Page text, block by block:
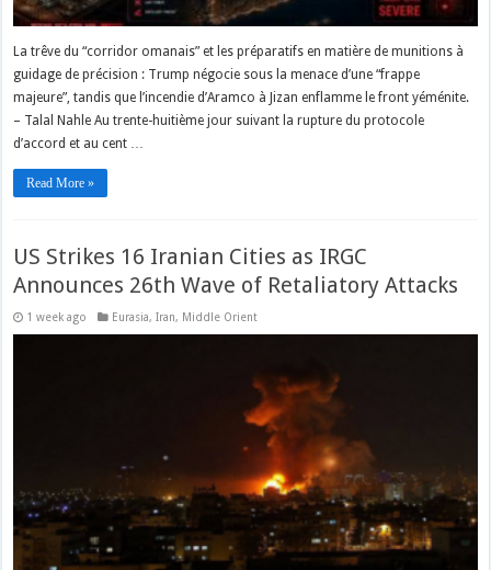
La trêve du “corridor omanais” et les préparatifs en matière de munitions à
guidage de précision : Trump négocie sous la menace d’une “frappe
majeure”, tandis que l’incendie d’Aramco à Jizan enflamme le front yéménite.
– Talal Nahle Au trente-huitième jour suivant la rupture du protocole
d’accord et au cent …
Read More »
US Strikes 16 Iranian Cities as IRGC
Announces 26th Wave of Retaliatory Attacks
1 week ago Eurasia,Iran, Middle Orient